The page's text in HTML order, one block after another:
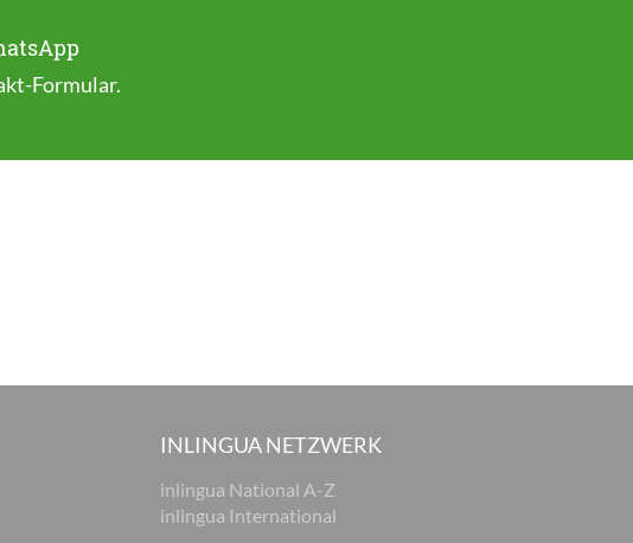
Formular.
INLINGUA NETZWERK
inlingua National A-Z
inlingua International